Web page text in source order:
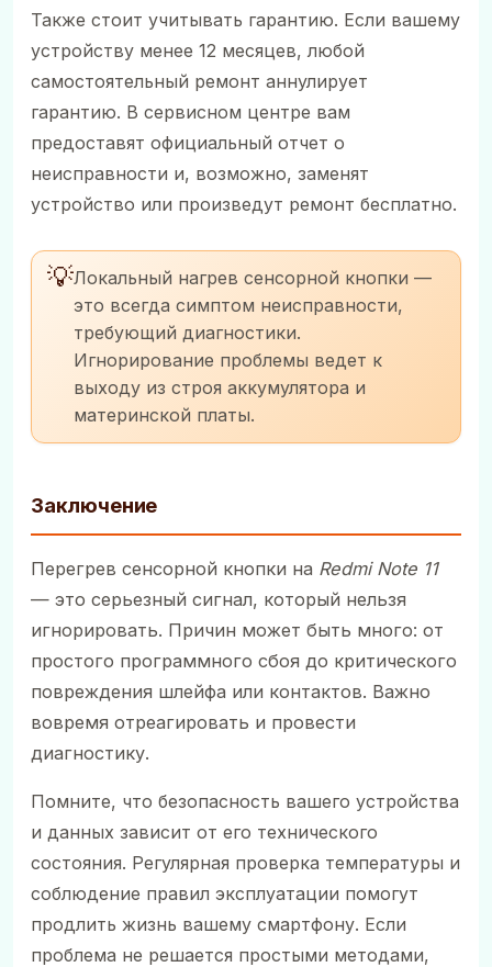
Также стоит учитывать гарантию. Если вашему
устройству менее 12 месяцев, любой
самостоятельный ремонт аннулирует
гарантию. В сервисном центре вам
предоставят официальный отчет о
неисправности и, возможно, заменят
устройство или произведут ремонт бесплатно.
💡Локальный нагрев сенсорной кнопки —
это всегда симптом неисправности,
требующий диагностики.
Игнорирование проблемы ведет к
выходу из строя аккумулятора и
материнской платы.
Заключение
Перегрев сенсорной кнопки на Redmi Note 11
— это серьезный сигнал, который нельзя
игнорировать. Причин может быть много: от
простого программного сбоя до критического
повреждения шлейфа или контактов. Важно
вовремя отреагировать и провести
диагностику.
Помните, что безопасность вашего устройства
и данных зависит от его технического
состояния. Регулярная проверка температуры и
соблюдение правил эксплуатации помогут
продлить жизнь вашему смартфону. Если
проблема не решается простыми методами,